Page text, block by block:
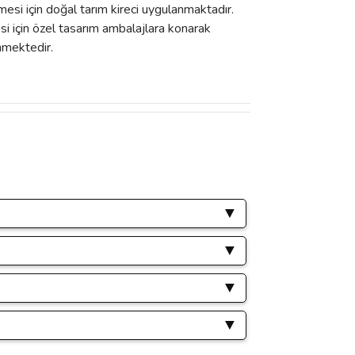
için doğal tarım kireci uygulanmaktadır.
için özel tasarım ambalajlara konarak
iletebilirsiniz.
oluşabilecek her türlü
yaparak gönderimleri sağlamaktayız.
yaşanan problemin telafisi